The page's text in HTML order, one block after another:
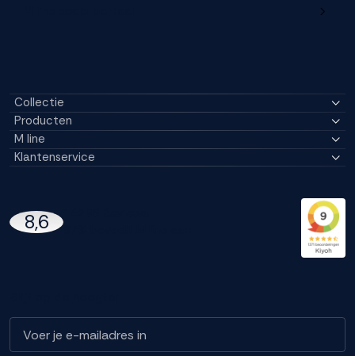
Collectie
Producten
M line
Klantenservice
8,6